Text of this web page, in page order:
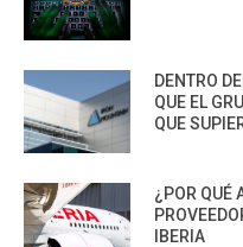
DENTRO
QUE EL
QUE
¿POR QUÉ
IBERIA